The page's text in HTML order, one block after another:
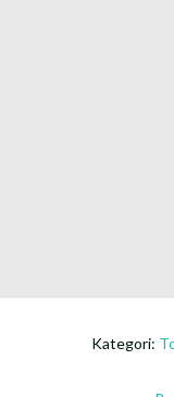
Kategori: